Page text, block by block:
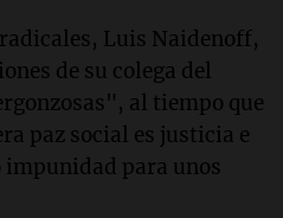
Luis Naidenoff,
de su colega del
al tiempo que
paz social es justicia e
para unos